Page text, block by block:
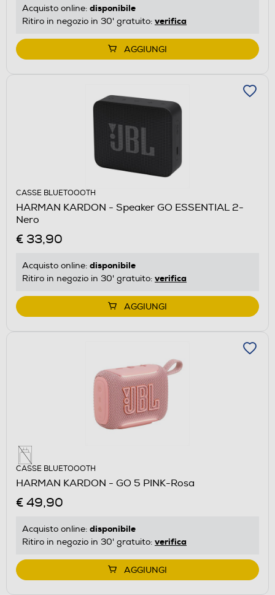
Acquisto online: disponibile
Ritiro in negozio in 30' gratuito: verifica
AGGIUNGI
CASSE BLUETOOOTH
HARMAN KARDON - Speaker GO ESSENTIAL 2-
Nero
€ 33,90
Acquisto online: disponibile
Ritiro in negozio in 30' gratuito: verifica
AGGIUNGI
CASSE BLUETOOOTH
HARMAN KARDON - GO 5 PINK-Rosa
€ 49,90
Acquisto online: disponibile
Ritiro in negozio in 30' gratuito: verifica
AGGIUNGI